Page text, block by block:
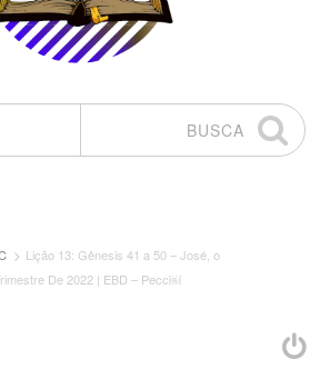
BUSCA
Lição 13: Gênesis 41 a 50 – José, o
De 2022 | EBD – Pecc￼